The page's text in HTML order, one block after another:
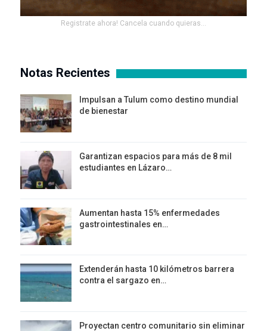
Registrate ahora! Cancela cuando quieras...
Notas Recientes
Impulsan a Tulum como destino mundial
de bienestar
Garantizan espacios para más de 8 mil
estudiantes en Lázaro…
Aumentan hasta 15% enfermedades
gastrointestinales en…
Extenderán hasta 10 kilómetros barrera
contra el sargazo en…
Proyectan centro comunitario sin eliminar